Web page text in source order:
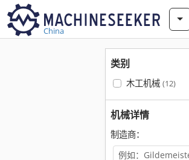
China
类别
木工机械 (12)
机械详情
制造商：